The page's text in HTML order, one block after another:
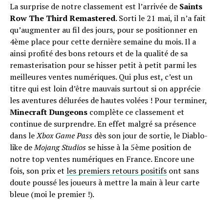
La surprise de notre classement est l’arrivée de Saints
Row The Third Remastered. Sorti le 21 mai, il n’a fait
qu’augmenter au fil des jours, pour se positionner en
4ème place pour cette dernière semaine du mois. Il a
ainsi profité des bons retours et de la qualité de sa
remasterisation pour se hisser petit à petit parmi les
meilleures ventes numériques. Qui plus est, c’est un
titre qui est loin d’être mauvais surtout si on apprécie
les aventures délurées de hautes volées ! Pour terminer,
Minecraft Dungeons complète ce classement et
continue de surprendre. En effet malgré sa présence
dans leXbox Game Pass dès son jour de sortie, le Diablo-
like deMojang Studios se hisse à la 5ème position de
notre top ventes numériques en France. Encore une
fois, son prix et les premiers retours positifs ont sans
doute poussé les joueurs à mettre la main à leur carte
bleue (moi le premier !).